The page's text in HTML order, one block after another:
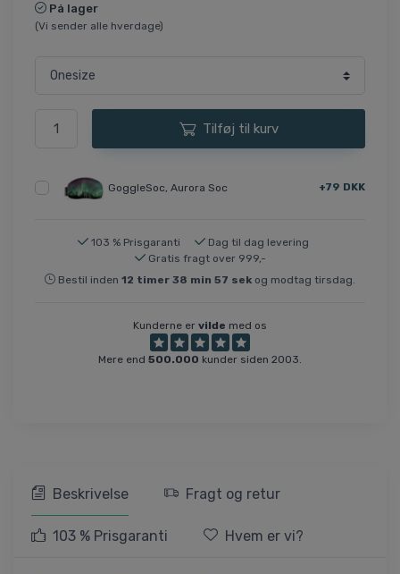
På lager
(Vi sender alle hverdage)
Tilføj til kurv
GoggleSoc, Aurora Soc +79 DKK
103 % Prisgaranti
Dag til dag levering
Gratis fragt over 999,-
Bestil inden 12 timer 38 min 57 sek og modtag tirsdag.
Kunderne er vilde med os
Mere end 500.000 kunder siden 2003.
Beskrivelse Fragt og retur
103 % Prisgaranti Hvem er vi?